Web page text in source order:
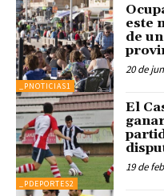
_PNOTICIAS1
este
de
20 de
_PDEPORTES2
El
19 de